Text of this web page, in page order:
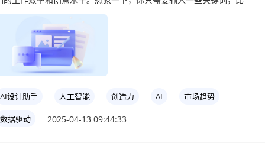
AI设计助手 人工智能 创造力 AI 市场趋势
数据驱动 2025-04-13 09:44:33